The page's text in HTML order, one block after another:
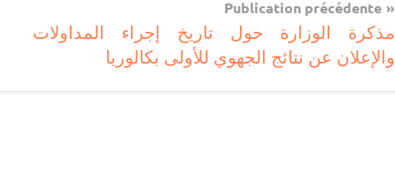
بالباك
+ 1 وما
فوق
Navigation
de
l’article
Publication précédente
مذكرة الوزارة حول تاريخ إجراء المداولات
والإعلان عن نتائج الجهوي للأولى بكالوريا